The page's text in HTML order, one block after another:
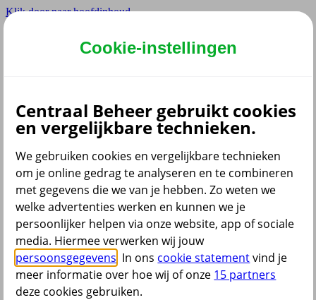
Klik door naar hoofdinhoud
Hoofdmenu navigatie
Adviseur
Partner
Dyslexie lettertype
Aan / Uit
Cookies aanpassen
CoBrowsing
Start
Cookie-instellingen
Centraal Beheer gebruikt cookies
en vergelijkbare technieken.
We gebruiken cookies en vergelijkbare technieken
om je online gedrag te analyseren en te combineren
met gegevens die we van je hebben. Zo weten we
welke advertenties werken en kunnen we je
persoonlijker helpen via onze website, app of sociale
media. Hiermee verwerken wij jouw
persoonsgegevens . In ons cookie statementvind je
meer informatie over hoe wij of onze 15 partners
deze cookies gebruiken.